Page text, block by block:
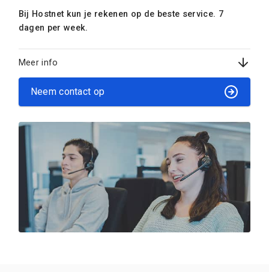
Bij Hostnet kun je rekenen op de beste service. 7
dagen per week.
Meer info
Neem contact op